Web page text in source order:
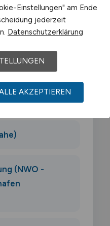
folgenden
(NWO -
Einstellungen" am Ende
jederzeit
Datenschutzerklärung
AKZEPTIEREN